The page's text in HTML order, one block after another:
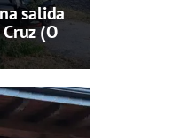
salida
(O